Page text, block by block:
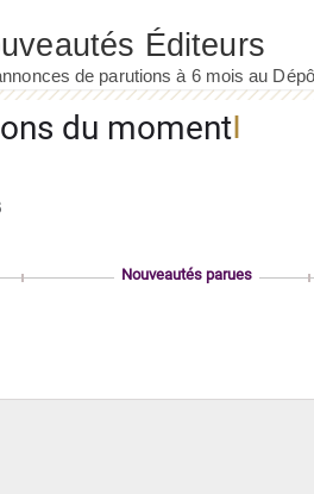
du moment
Nouveautés parues